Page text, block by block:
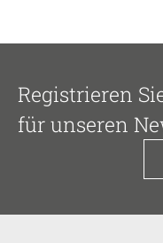
Registrieren
für unseren